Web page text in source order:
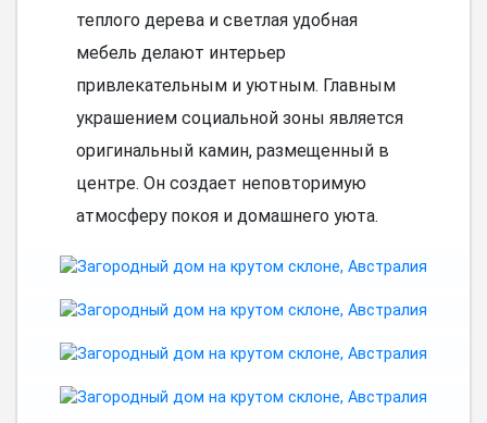
теплого дерева и светлая удобная
мебель делают интерьер
привлекательным и уютным. Главным
украшением социальной зоны является
оригинальный камин, размещенный в
центре. Он создает неповторимую
атмосферу покоя и домашнего уюта.